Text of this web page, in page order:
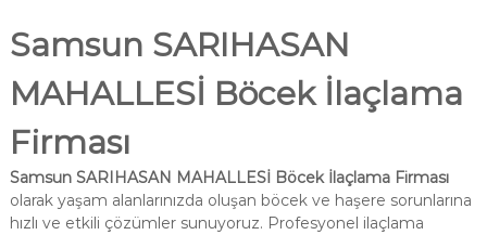
Samsun SARIHASAN
MAHALLESİ Böcek İlaçlama
Firması
Samsun SARIHASAN MAHALLESİ Böcek İlaçlama Firması
olarak yaşam alanlarınızda oluşan böcek ve haşere sorunlarına
hızlı ve etkili çözümler sunuyoruz. Profesyonel ilaçlama